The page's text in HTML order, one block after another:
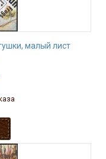
малый лист